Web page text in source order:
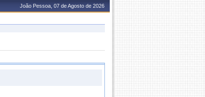
João Pessoa, 07 de Agosto de 2026